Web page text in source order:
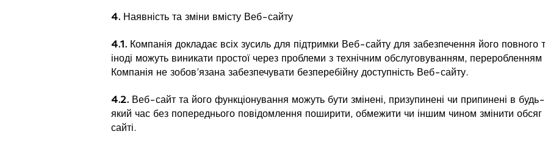
4. Наявність та зміни вмісту Веб-сайту
4.1. Компанія докладає всіх зусиль для підтримки Веб-сайту для забезпечення його повного
іноді можуть виникати простої через проблеми з технічним обслуговуванням,
Компанія не зобов’язана забезпечувати безперебійну доступність Веб-сайту.
4.2. Веб-сайт та його функціонування можуть бути змінені, призупинені чи припинені в
який час без попереднього повідомлення поширити, обмежити чи іншим чином змінити обсяг
сайті.